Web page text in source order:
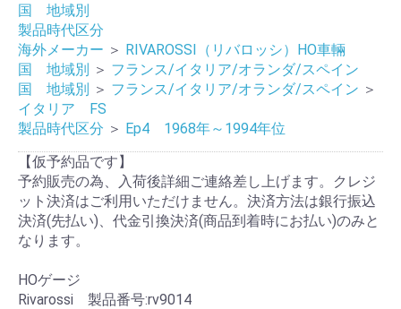
国 地域別
製品時代区分
海外メーカー ＞ RIVAROSSI（リバロッシ）HO車輛
国 地域別 ＞ フランス/イタリア/オランダ/スペイン
国 地域別 ＞ フランス/イタリア/オランダ/スペイン ＞
イタリア FS
製品時代区分 ＞ Ep4 1968年～1994年位
【仮予約品です】
予約販売の為、入荷後詳細ご連絡差し上げます。クレジ
ット決済はご利用いただけません。決済方法は銀行振込
決済(先払い)、代金引換決済(商品到着時にお払い)のみと
なります。
HOゲージ
Rivarossi 製品番号:rv9014